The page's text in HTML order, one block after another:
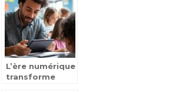
Formations les
plus
Demandées
pour percer
dans le Cloud ?
L’ère numérique
transforme